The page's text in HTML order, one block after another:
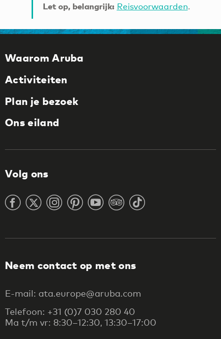
Let op, belangrijk: Reisvoorwaarden.
Waarom Aruba
Activiteiten
Plan je bezoek
Ons eiland
Volg ons
Neem contact op met ons
E-mail: ata.europe@aruba.com
Telefoon: +31 (0)7 030 280 40
Ma t/m vr: 8:30–12:30, 13:30–17:00